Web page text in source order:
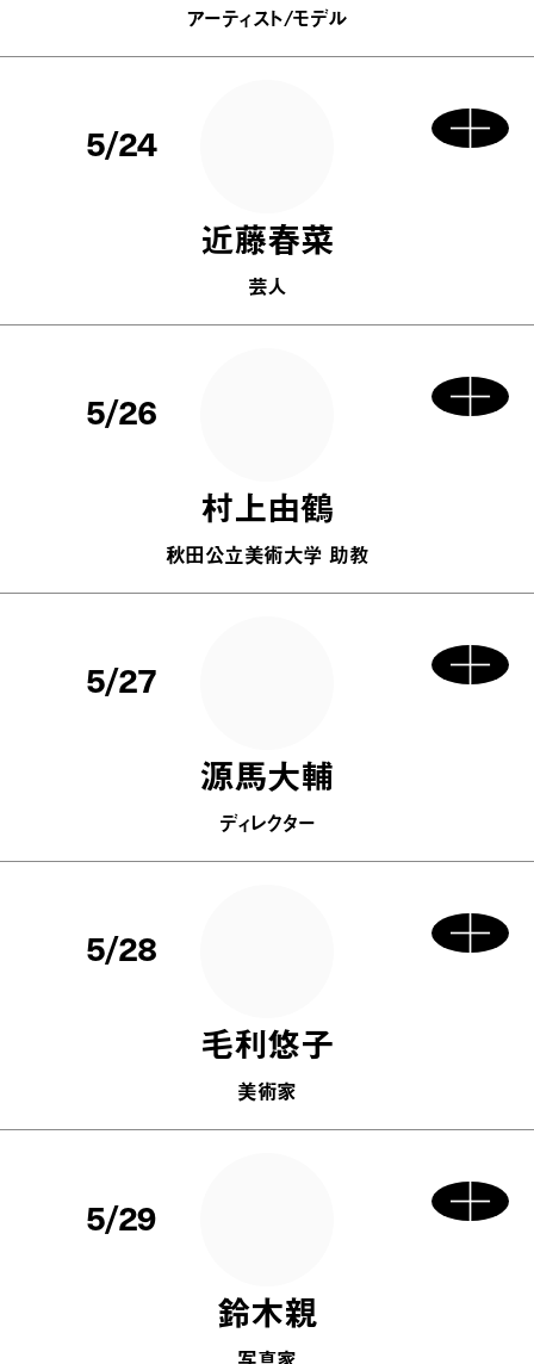
アーティスト/モデル
5/24
近藤春菜
芸人
5/26
村上由鶴
秋田公立美術大学 助教
5/27
源馬大輔
ディレクター
5/28
毛利悠子
美術家
5/29
鈴木親